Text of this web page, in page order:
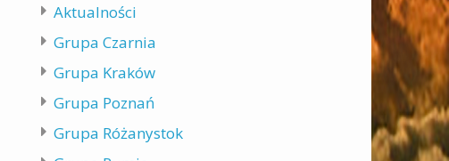
Aktualności
Grupa Czarnia
Grupa Kraków
Grupa Poznań
Grupa Różanystok